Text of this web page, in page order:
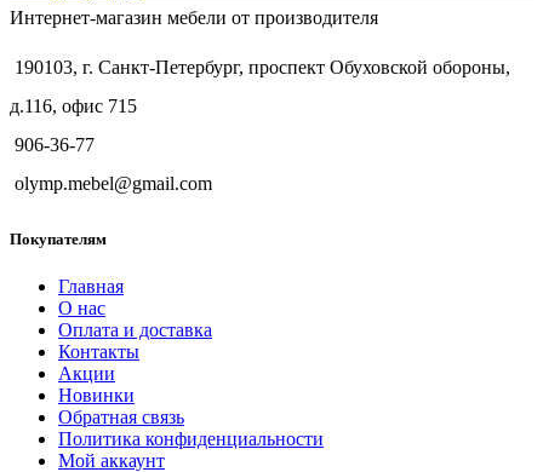
Интернет-магазин мебели от производителя
190103, г. Санкт-Петербург, проспект Обуховской обороны,
д.116, офис 715
906-36-77
olymp.mebel@gmail.com
Покупателям
Главная
О нас
Оплата и доставка
Контакты
Акции
Новинки
Обратная связь
Политика конфиденциальности
Мой аккаунт